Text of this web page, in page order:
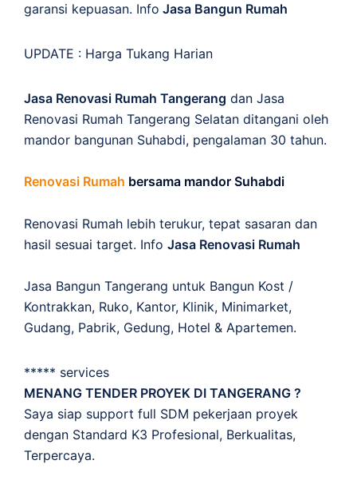
garansi kepuasan. Info Jasa Bangun Rumah
UPDATE : Harga Tukang Harian
Jasa Renovasi Rumah Tangerang dan Jasa
Renovasi Rumah Tangerang Selatan ditangani oleh
mandor bangunan Suhabdi, pengalaman 30 tahun.
Renovasi Rumah bersama mandor Suhabdi
Renovasi Rumah lebih terukur, tepat sasaran dan
hasil sesuai target. Info Jasa Renovasi Rumah
Jasa Bangun Tangerang untuk Bangun Kost /
Kontrakkan, Ruko, Kantor, Klinik, Minimarket,
Gudang, Pabrik, Gedung, Hotel & Apartemen.
***** services
MENANG TENDER PROYEK DI TANGERANG ?
Saya siap support full SDM pekerjaan proyek
dengan Standard K3 Profesional, Berkualitas,
Terpercaya.